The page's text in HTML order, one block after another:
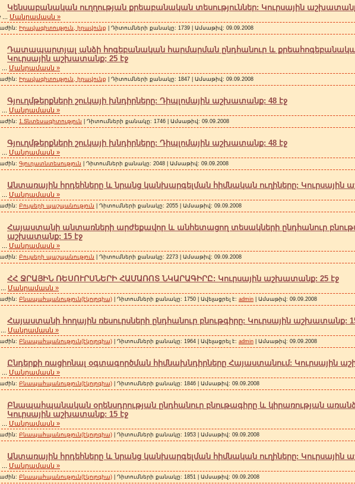
Կենսաբանական ուղղության քրեաբանական տեսություններ: Կուրսային
Մանրամասն »
Իրավագիտություն, իրավունք | Դիտումների քանակը: 1739 | Ամսաթիվ: 09.09.2008
Դատապարտյալ անձի հոգեբանական հարմարման ընդհանուր և
Կուրսային աշխատանք; 25 էջ
Մանրամասն »
Իրավագիտություն, իրավունք | Դիտումների քանակը: 1847 | Ամսաթիվ: 09.09.2008
Գյուղմթերքների շուկայի խնդիրները: Դիպլոմային աշխատանք: 48 էջ
Մանրամասն »
1.Տնտեսագիտություն | Դիտումների քանակը: 1746 | Ամսաթիվ: 09.09.2008
Գյուղմթերքների շուկայի խնդիրները: Դիպլոմային աշխատանք: 48 էջ
Մանրամասն »
Գյուղատնտեսություն | Դիտումների քանակը: 2048 | Ամսաթիվ: 09.09.2008
Անտառային հրդեհները և նրանց կանխարգելման հիմնական ուղիները: Կուրսային
Մանրամասն »
Բույսերի պաշպանություն | Դիտումների քանակը: 2055 | Ամսաթիվ: 09.09.2008
Հայաստանի անտառների արժեքավոր և անհետացող տեսակների ընդհանուր
աշխատանք: 15 էջ
Մանրամասն »
Բույսերի պաշպանություն | Դիտումների քանակը: 2273 | Ամսաթիվ: 09.09.2008
ՀՀ ՋՐԱՅԻՆ ՌԵՍՈՒՐՍՆԵՐԻ ՀԱՄԱՌՈՏ ՆԿԱՐԱԳԻՐԸ: Կուրսային աշխատանք: 25 էջ
Մանրամասն »
Բնապահպանություն(էկոլոգիա) | Դիտումների քանակը: 1750 | Ավելացրել է: admin | Ամսաթիվ: 09.09.2008
Հայաստանի հողային ռեսուրսների ընդհանուր բնութգիրը: Կուրսային աշխատանք:
Մանրամասն »
Բնապահպանություն(էկոլոգիա) | Դիտումների քանակը: 1964 | Ավելացրել է: admin | Ամսաթիվ: 09.09.2008
Ընդերքի ռացիոնալ օգտագործման հիմնախնդիրները Հայաստանում: Կուրսային
Մանրամասն »
Բնապահպանություն(էկոլոգիա) | Դիտումների քանակը: 1846 | Ամսաթիվ: 09.09.2008
Բնապահպանական օրենսդրության ընդհանուր բնութագիրը և կիրառության
Կուրսային աշխատանք: 15 էջ
Մանրամասն »
Բնապահպանություն(էկոլոգիա) | Դիտումների քանակը: 1953 | Ամսաթիվ: 09.09.2008
Անտառային հրդեհները և նրանց կանխարգելման հիմնական ուղիները: Կուրսային
Մանրամասն »
Բնապահպանություն(էկոլոգիա) | Դիտումների քանակը: 1851 | Ամսաթիվ: 09.09.2008